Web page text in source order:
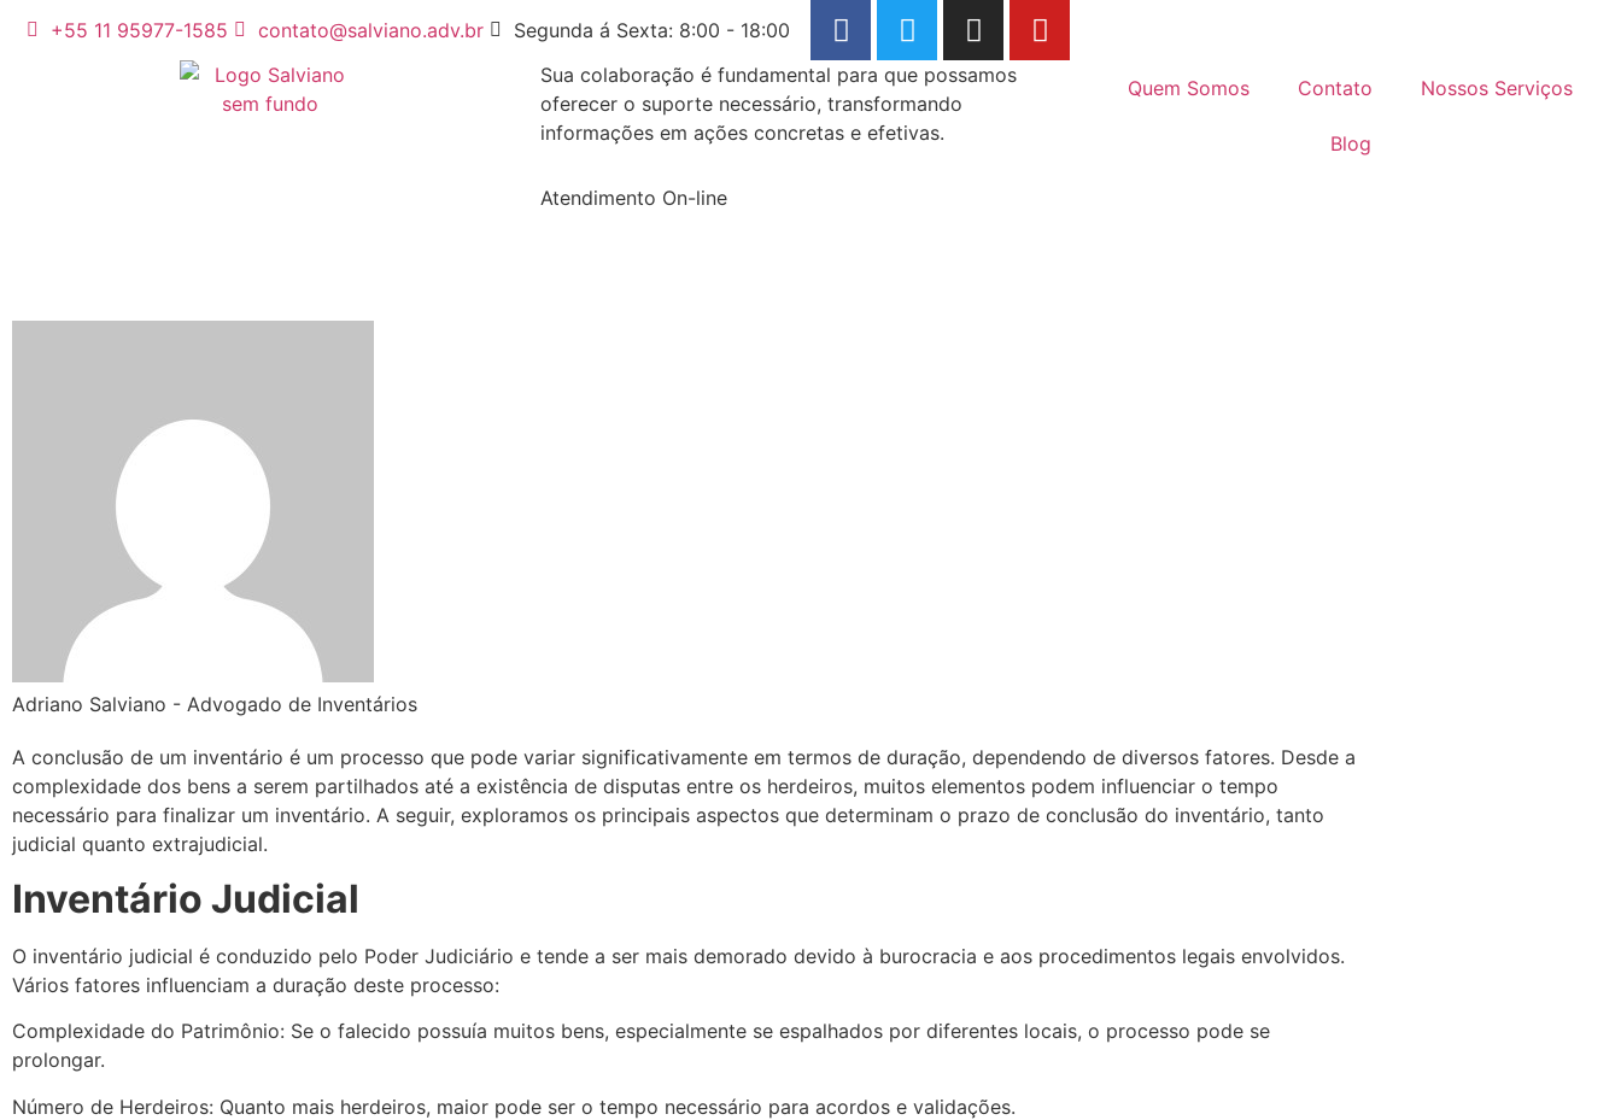
+55 11 95977-1585 contato@salviano.adv.br
Segunda á Sexta: 8:00 - 18:00
Sua colaboração é fundamental para que possamos
oferecer o suporte necessário, transformando
informações em ações concretas e efetivas.
Atendimento On-line
Quem Somos Contato Nossos Serviços
Blog
Adriano Salviano - Advogado de Inventários
A conclusão de um inventário é um processo que pode variar significativamente em termos de duração, dependendo de diversos fatores. Desde a
complexidade dos bens a serem partilhados até a existência de disputas entre os herdeiros, muitos elementos podem influenciar o tempo
necessário para finalizar um inventário. A seguir, exploramos os principais aspectos que determinam o prazo de conclusão do inventário, tanto
judicial quanto extrajudicial.
Inventário Judicial
O inventário judicial é conduzido pelo Poder Judiciário e tende a ser mais demorado devido à burocracia e aos procedimentos legais envolvidos.
Vários fatores influenciam a duração deste processo:
Complexidade do Patrimônio: Se o falecido possuía muitos bens, especialmente se espalhados por diferentes locais, o processo pode se
prolongar.
Número de Herdeiros: Quanto mais herdeiros, maior pode ser o tempo necessário para acordos e validações.